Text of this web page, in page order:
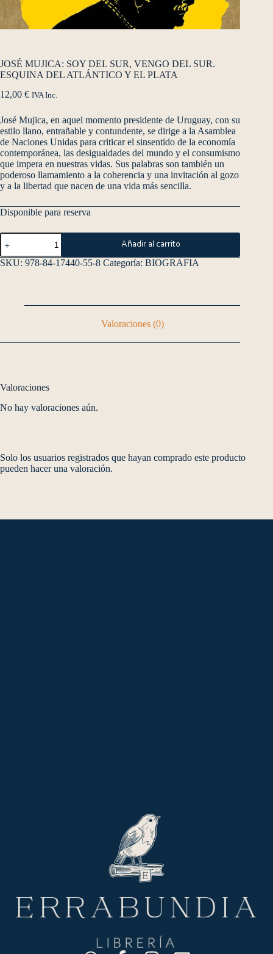
JOSÉ MUJICA: SOY DEL SUR, VENGO DEL SUR.
ESQUINA DEL ATLÁNTICO Y EL PLATA
12,00 € IVA Inc.
José Mujica, en aquel momento presidente de Uruguay, con su
estilo llano, entrañable y contundente, se dirige a la Asamblea
de Naciones Unidas para criticar el sinsentido de la economía
contemporánea, las desigualdades del mundo y el consumismo
que impera en nuestras vidas. Sus palabras son también un
poderoso llamamiento a la coherencia y una invitación al gozo
y a la libertad que nacen de una vida más sencilla.
Disponible para reserva
Añadir al carrito
SKU: 978-84-17440-55-8 Categoría: BIOGRAFIA
Valoraciones (0)
Valoraciones
No hay valoraciones aún.
Solo los usuarios registrados que hayan comprado este producto
pueden hacer una valoración.